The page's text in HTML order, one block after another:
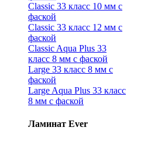
Classic 33 класс 10 мм с
фаской
Classic 33 класс 12 мм с
фаской
Classic Aqua Plus 33
класс 8 мм с фаской
Large 33 класс 8 мм с
фаской
Large Aqua Plus 33 класс
8 мм с фаской
Ламинат Ever